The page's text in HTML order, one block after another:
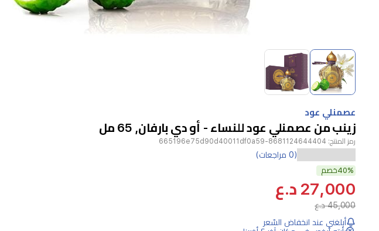
Item
1
of
2
1
of
2
عصمنلي عود
زينب من عصمنلي عود للنساء - أو دي بارفان, 65 مل
رمز المنتج: 8681124644404-665196e75d90d40011df0a59
زينب
من
عصمنلي
عود
(0 مراجعات)
40%خصم
27,000 د.ع
45,000 د.ع
أبلغني عند انخفاض السّعر